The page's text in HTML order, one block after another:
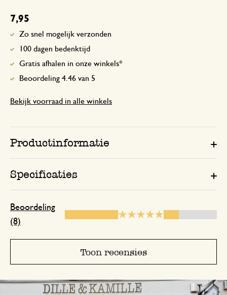
7,95
Zo snel mogelijk verzonden
100 dagen bedenktijd
Gratis afhalen in onze winkels*
Beoordeling 4.46 van 5
Bekijk voorraad in alle winkels
Productinformatie
Specificaties
Beoordeling
(8)
Toon recensies
8 december 2025
Niet tevreden
Niet tevreden, voor de 2e keer zou de
verstuurd zijn, niets meer van gehoord.
geld retourneren! Heb hier geen
14 november 2025
dit zo hebt ervaren. We zien dat er
al contact is geweest en we hopen
snel opgelost kan worden. 🌿